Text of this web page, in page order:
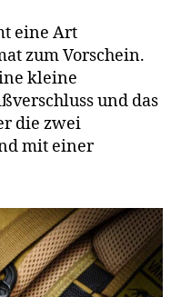
eine Art
zum Vorschein.
kleine
und das
die zwei
mit einer